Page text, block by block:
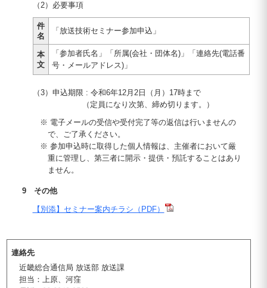
（2）必要事項
件
名
「放送技術セミナー参加申込」
本
文
「参加者氏名」「所属(会社・団体名)」「連絡先(電話番
号・メールアドレス)」
（3）申込期限 : 令和6年12月2日（月）17時まで
（定員になり次第、締め切ります。）
※ 電子メールの受信や受付完了等の返信は行いませんの
で、ご了承ください。
※ 参加申込時に取得した個人情報は、主催者において厳
重に管理し、第三者に開示・提供・預託することはあり
ません。
9 その他
【別添】セミナー案内チラシ（PDF）
連絡先
近畿総合通信局 放送部 放送課
担当：上原、河窪